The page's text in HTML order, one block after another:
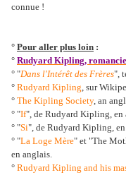
connue !
° Pour aller plus loin :
° Rudyard Kipling,
° "Dans l'Intérêt des Frères",
° Rudyard Kipling, sur
° The Kipling Society, an
° "If", de Rudyard Kipling, en
° "Si", de Rudyard Kipling,
° "La Loge Mère" et "The
en anglais.
° Rudyard Kipling and his